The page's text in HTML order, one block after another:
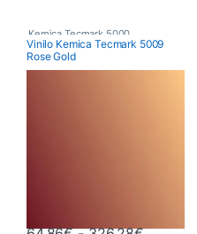
Kemica Tecmark 5000
Poliméricos
Vinilo Kemica Tecmark 5009
Rose Gold